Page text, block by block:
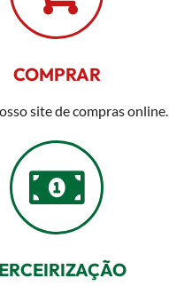
COMPRAR
site de compras online.